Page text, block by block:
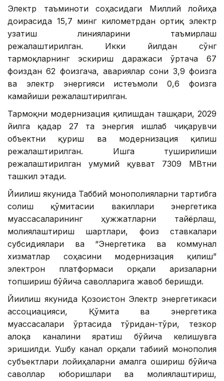
Электр таъминоти соҳасидаги Миллий лойиҳа
доирасида 15,7 минг километрдан ортиқ электр
узатиш линияларини таъмирлаш
режалаштирилган. Икки йилдан сўнг
тармоқларнинг эскириш даражаси ўртача 67
фоиздан 62 фоизгача, авариялар сони 3,9 фоизга
ва электр энергияси истеъмоли 0,6 фоизга
камайиши режалаштирилган.
Тармоқни модернизация қилишдан ташқари, 2029
йилга қадар 27 та энергия ишлаб чиқарувчи
объектни қуриш ва модернизация қилиш
режалаштирилган. Ишга туширилиши
режалаштирилган умумий қувват 7309 МВтни
ташкил этади.
Йиғилиш якунида Таббий монополияларни тартибга
солиш қўмитасии вакиллари энергетика
муассасаларининг ҳужжатларни тайёрлаш,
молиялаштириш шартлари, фоиз ставкалари
субсидиялари ва “Энергетика ва коммунал
хизматлар соҳасини модернизация қилиш”
электрон платформаси орқали аризаларни
топшириш бўйича саволларига жавоб беришди.
Йиғилиш якунида Қозоғистон Электр энергетикаси
ассоциацияси, Қўмита ва энергетика
муассасалари ўртасида тўғридан-тўғри, тезкор
алоқа каналини яратиш бўйича келишувга
эришилди. Ушбу канал орқали табиий монополия
субъектлари лойиҳаларни амалга ошириш бўйича
саволлар юборишлари ва молиялаштириш,